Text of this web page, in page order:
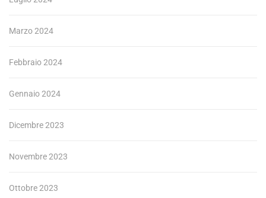
Marzo 2024
Febbraio 2024
Gennaio 2024
Dicembre 2023
Novembre 2023
Ottobre 2023